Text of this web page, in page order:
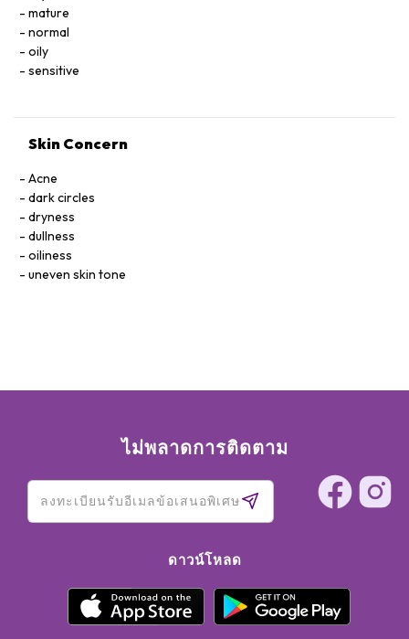
mature
normal
oily
sensitive
Skin Concern
Acne
dark circles
dryness
dullness
oiliness
uneven skin tone
ไม่พลาดการติดตาม
ดาวน์โหลด